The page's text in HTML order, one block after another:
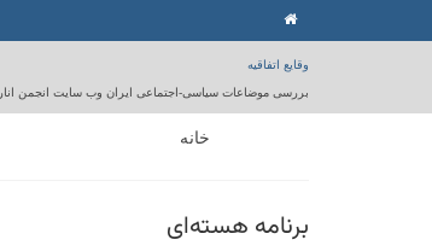
وقایع اتفاقیه
بررسی موضاعات سیاسی-اجتماعی ایران وب سایت انجمن انار
خانه
برنامه هسته‌ای